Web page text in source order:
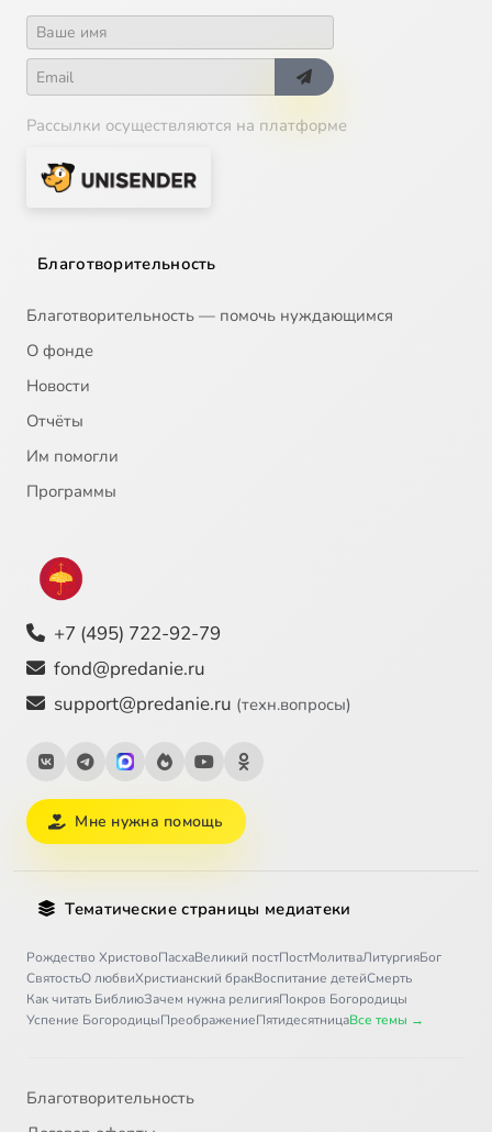
Рассылки осуществляются на платформе
Благотворительность
Благотворительность — помочь нуждающимся
О фонде
Новости
Отчёты
Им помогли
Программы
+7 (495) 722-92-79
fond@predanie.ru
support@predanie.ru (техн.вопросы)
Мне нужна помощь
Тематические страницы медиатеки
Рождество ХристовоПасхаВеликий постПостМолитваЛитургияБог
СвятостьО любвиХристианский бракВоспитание детейСмерть
Как читать БиблиюЗачем нужна религияПокров Богородицы
Успение БогородицыПреображениеПятидесятницаВсе темы →
Благотворительность